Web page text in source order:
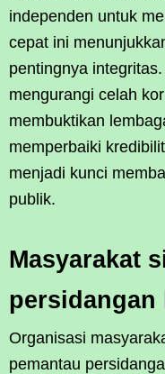
independen untuk
cepat ini
pentingnya
mengurangi celah
membuktikan
memperbaiki
menjadi kunci
publik.
Masyarakat
persidangan
Organisasi
pemantau